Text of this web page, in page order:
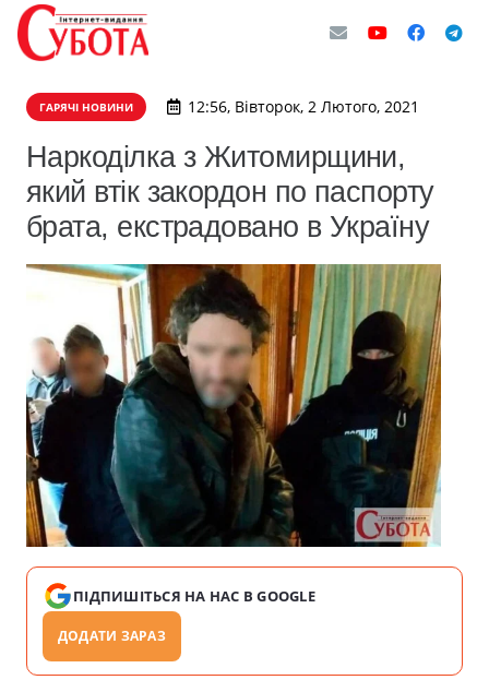
ГАРЯЧІ НОВИНИ 12:56, Вівторок, 2 Лютого, 2021
Наркоділка з Житомирщини,
який втік закордон по паспорту
брата, екстрадовано в Україну
ПІДПИШІТЬСЯ НА НАС В GOOGLE
ДОДАТИ ЗАРАЗ